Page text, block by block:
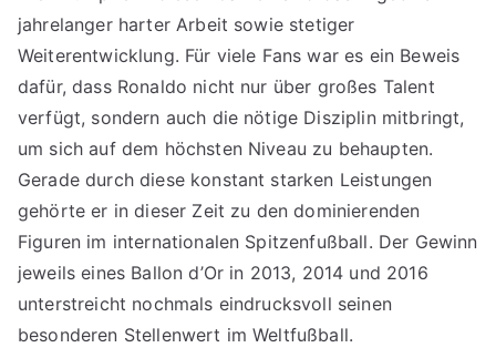
jahrelanger harter Arbeit sowie stetiger
Weiterentwicklung. Für viele Fans war es ein Beweis
dafür, dass Ronaldo nicht nur über großes Talent
verfügt, sondern auch die nötige Disziplin mitbringt,
um sich auf dem höchsten Niveau zu behaupten.
Gerade durch diese konstant starken Leistungen
gehörte er in dieser Zeit zu den dominierenden
Figuren im internationalen Spitzenfußball. Der Gewinn
jeweils eines Ballon d’Or in 2013, 2014 und 2016
unterstreicht nochmals eindrucksvoll seinen
besonderen Stellenwert im Weltfußball.